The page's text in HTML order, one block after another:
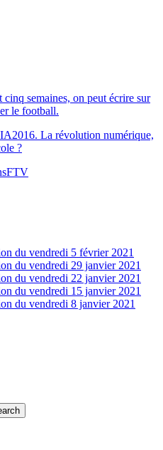
cinq semaines, on peut écrire sur
le football.
La révolution numérique,
?
du vendredi 5 février 2021
du vendredi 29 janvier 2021
du vendredi 22 janvier 2021
du vendredi 15 janvier 2021
du vendredi 8 janvier 2021